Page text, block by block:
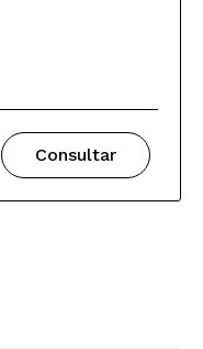
Consultar